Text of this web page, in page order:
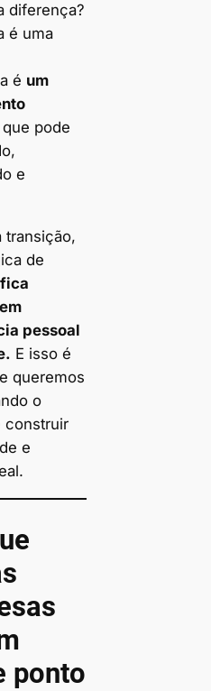
diferença?
é uma
é um
que pode
e
transição,
de
fica
pessoal
E isso é
queremos
o
construir
e
ponto